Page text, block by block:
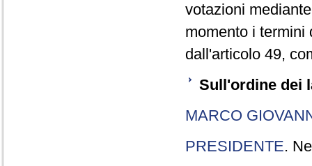
votazioni
momento i termini
dall'articolo 49,
Sull'ordine dei
MARCO
PRESIDENTE.